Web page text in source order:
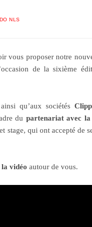
NLS
vous proposer notre
de la sixième
qu’aux sociétés
du partenariat avec la
stage, qui ont accepté de
vidéo autour de vous.